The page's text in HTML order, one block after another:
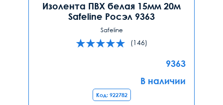
Изолента ПВХ белая 15мм 20м
Safeline Росэл 9363
Safeline
(146)
9363
В наличии
Код: 922782